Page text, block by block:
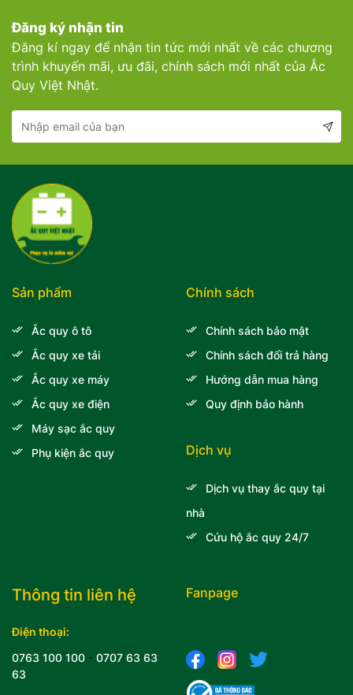
Đăng ký nhận tin
Đăng kí ngay để nhận tin tức mới nhất về các chương
trình khuyến mãi, ưu đãi, chính sách mới nhất của Ắc
Quy Việt Nhật.
Thông tin liên hệ
Điện thoại:
0763 100 100 - 0707 63 63
63
Sản phẩm
Ắc quy ô tô
Ắc quy xe tải
Ắc quy xe máy
Ắc quy xe điện
Máy sạc ắc quy
Phụ kiện ắc quy
Chính sách
Chính sách bảo mật
Chính sách đổi trả hàng
Hướng dẫn mua hàng
Quy định bảo hành
Dịch vụ
Dịch vụ thay ắc quy tại
nhà
Cứu hộ ắc quy 24/7
Fanpage